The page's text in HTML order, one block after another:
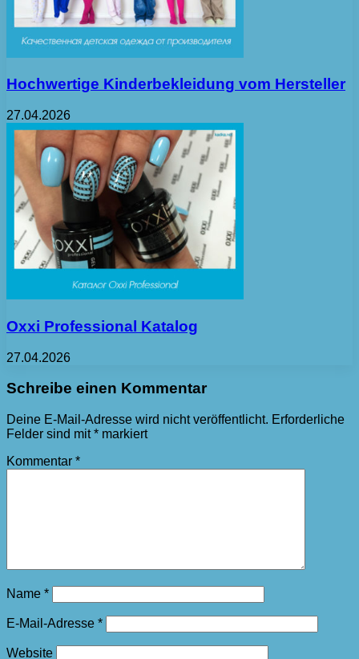
Hochwertige Kinderbekleidung vom Hersteller
27.04.2026
Oxxi Professional Katalog
27.04.2026
Schreibe einen Kommentar
Deine E-Mail-Adresse wird nicht veröffentlicht. Erforderliche
Felder sind mit* markiert
Kommentar *
Name *
E-Mail-Adresse *
Website